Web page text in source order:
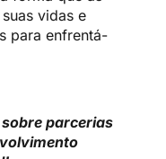
vidas e
para enfrentá-
parcerias